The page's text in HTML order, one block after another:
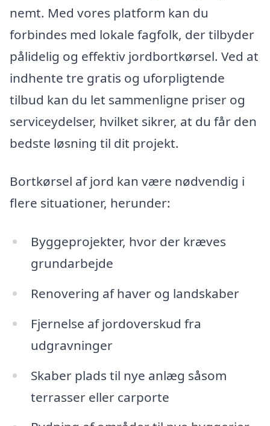
nemt. Med vores platform kan du
forbindes med lokale fagfolk, der tilbyder
pålidelig og effektiv jordbortkørsel. Ved at
indhente tre gratis og uforpligtende
tilbud kan du let sammenligne priser og
serviceydelser, hvilket sikrer, at du får den
bedste løsning til dit projekt.
Bortkørsel af jord kan være nødvendig i
flere situationer, herunder:
Byggeprojekter, hvor der kræves
grundarbejde
Renovering af haver og landskaber
Fjernelse af jordoverskud fra
udgravninger
Skaber plads til nye anlæg såsom
terrasser eller carporte